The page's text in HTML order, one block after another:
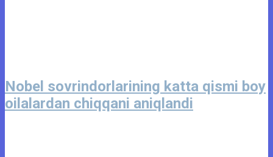
Nobel sovrindorlarining katta qismi boy
oilalardan chiqqani aniqlandi